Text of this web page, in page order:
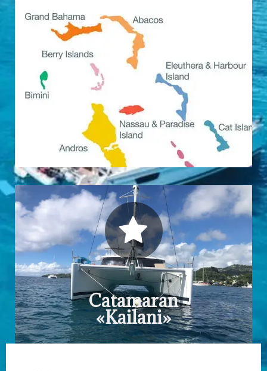
DESTINATIONS
Découvrez nos croisières tout inclus
: Les Bahamas ou les Grenadines
SAVOIR PLUS
Catamaran
«Kailani»
LE BATEAU
Le spacieux catamaran Helia 44 vous
attend pour des souvenirs
mémorables...
EN IMAGES